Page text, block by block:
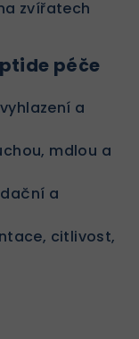
zvířatech
péče
a
mdlou a
a
citlivost,